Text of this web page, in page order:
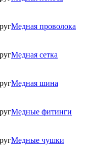
Медная проволока
Медная сетка
Медная шина
Медные фитинги
Медные чушки